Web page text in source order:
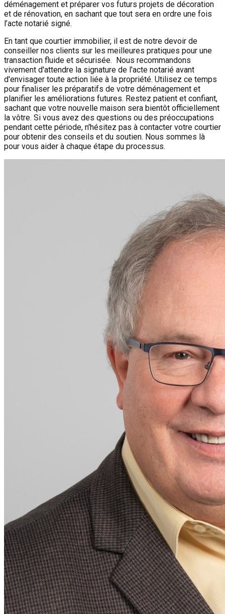
déménagement et préparer vos futurs projets de décoration
et de rénovation, en sachant que tout sera en ordre une fois
l’acte notarié signé.
En tant que courtier immobilier, il est de notre devoir de
conseiller nos clients sur les meilleures pratiques pour une
transaction fluide et sécurisée. Nous recommandons
vivement d'attendre la signature de l'acte notarié avant
d'envisager toute action liée à la propriété. Utilisez ce temps
pour finaliser les préparatifs de votre déménagement et
planifier les améliorations futures. Restez patient et confiant,
sachant que votre nouvelle maison sera bientôt officiellement
la vôtre. Si vous avez des questions ou des préoccupations
pendant cette période, n'hésitez pas à contacter votre courtier
pour obtenir des conseils et du soutien. Nous sommes là
pour vous aider à chaque étape du processus.